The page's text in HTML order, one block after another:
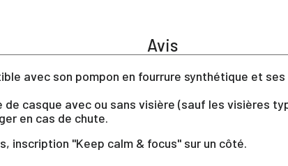
Avis
avec son pompon en fourrure synthétique et
casque avec ou sans visière (sauf les visières
en cas de chute.
inscription "Keep calm & focus" sur un côté.